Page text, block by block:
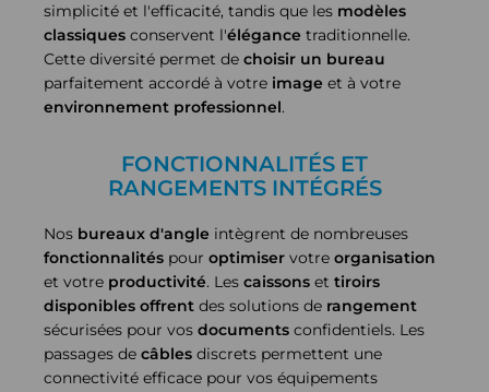
simplicité et l'efficacité, tandis que les modèles
classiques conservent l'élégance traditionnelle.
Cette diversité permet de choisir un bureau
parfaitement accordé à votre image et à votre
environnement professionnel.
FONCTIONNALITÉS ET
RANGEMENTS INTÉGRÉS
Nos bureaux d'angle intègrent de nombreuses
fonctionnalités pour optimiser votre organisation
et votre productivité. Les caissons et tiroirs
disponibles offrent des solutions de rangement
sécurisées pour vos documents confidentiels. Les
passages de câbles discrets permettent une
connectivité efficace pour vos équipements